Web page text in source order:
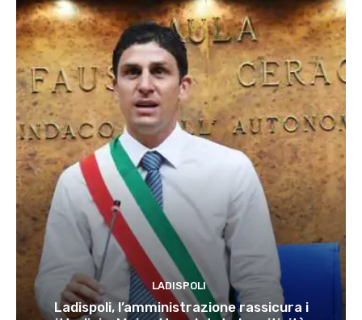
LADISPOLI
Ladispoli, l’amministrazione rassicura i